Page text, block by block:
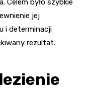
Celem było szybkie
jej
i determinacji
rezultat.